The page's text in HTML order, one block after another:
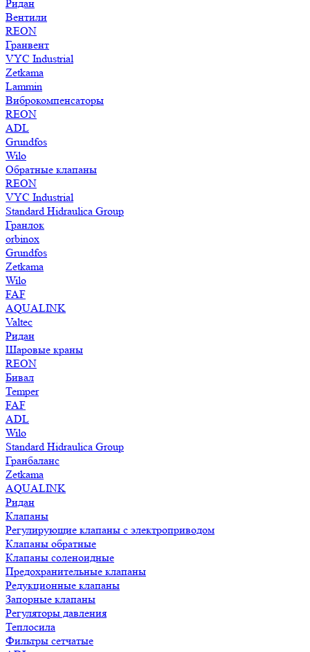
Ридан
Вентили
REON
Гранвент
VYC Industrial
Zetkama
Lammin
Виброкомпенсаторы
REON
ADL
Grundfos
Wilo
Обратные клапаны
REON
VYC Industrial
Standard Hidraulica Group
Гранлок
orbinox
Grundfos
Zetkama
Wilo
FAF
AQUALINK
Valtec
Ридан
Шаровые краны
REON
Бивал
Temper
FAF
ADL
Wilo
Standard Hidraulica Group
Гранбаланс
Zetkama
AQUALINK
Ридан
Клапаны
Регулирующие клапаны с электроприводом
Клапаны обратные
Клапаны соленоидные
Предохранительные клапаны
Редукционные клапаны
Запорные клапаны
Регуляторы давления
Теплосила
Фильтры сетчатые